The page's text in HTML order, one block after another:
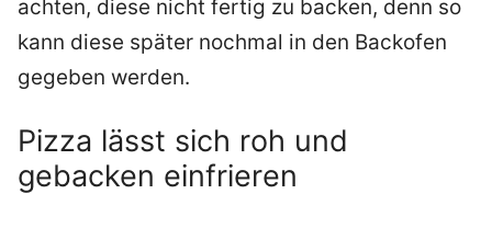
achten, diese nicht fertig zu backen, denn so
kann diese später nochmal in den Backofen
gegeben werden.
Pizza lässt sich roh und
gebacken einfrieren